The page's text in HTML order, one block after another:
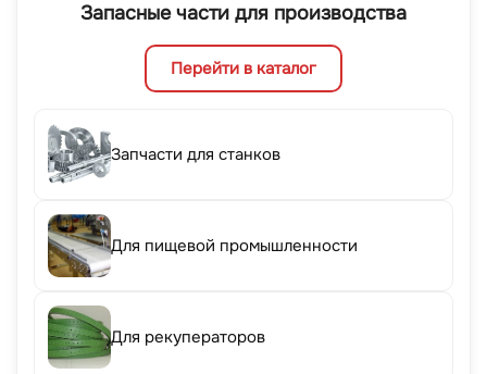
Запасные части для производства
Перейти в каталог
Запчасти для станков
Для пищевой промышленности
Для рекуператоров